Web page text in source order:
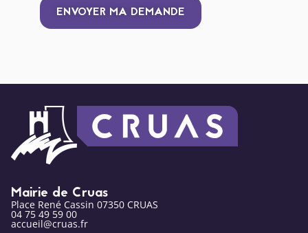
ENVOYER MA DEMANDE
Mairie de Cruas
Place René Cassin 07350 CRUAS
04 75 49 59 00
accueil@cruas.fr